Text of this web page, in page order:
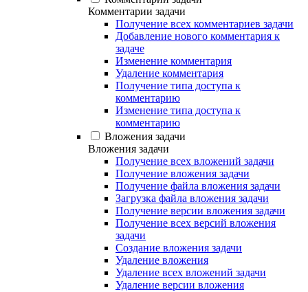
Комментарии задачи
Получение всех комментариев задачи
Добавление нового комментария к
задаче
Изменение комментария
Удаление комментария
Получение типа доступа к
комментарию
Изменение типа доступа к
комментарию
Вложения задачи
Вложения задачи
Получение всех вложений задачи
Получение вложения задачи
Получение файла вложения задачи
Загрузка файла вложения задачи
Получение версии вложения задачи
Получение всех версий вложения
задачи
Создание вложения задачи
Удаление вложения
Удаление всех вложений задачи
Удаление версии вложения